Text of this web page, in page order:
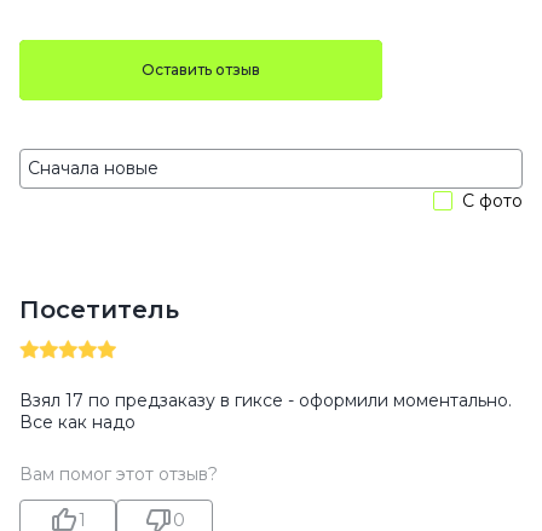
Оставить отзыв
С фото
Посетитель
Взял 17 по предзаказу в гиксе - оформили моментально.
Все как надо
Вам помог этот отзыв?
1 0